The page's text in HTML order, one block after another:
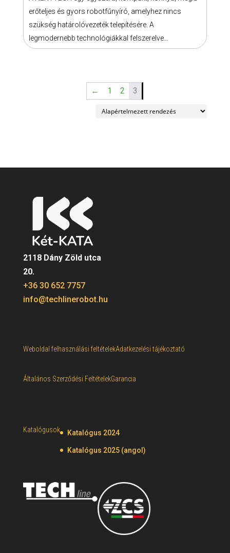
erőteljes és gyors robotfűnyíró, amelyhez nincs
szükség határolóvezeték telepítésére. A
legmodernebb technológiákkal felszerelve...
← 1 2 3
2118 Dány Zöld utca
20.
+36 30 652 7757
info@techlinerobot.hu
Weboldal felhasználási feltételekAdatkezelési tájékoztató
Általános Szerződési FeltételekGarancia
Katalógusok Katalógus 2024
Katalógus 2025 (angol)